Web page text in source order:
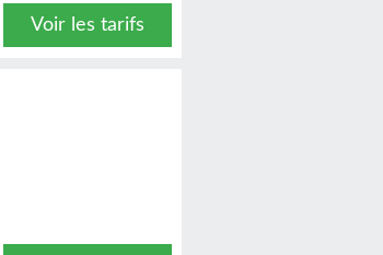
Voir les tarifs